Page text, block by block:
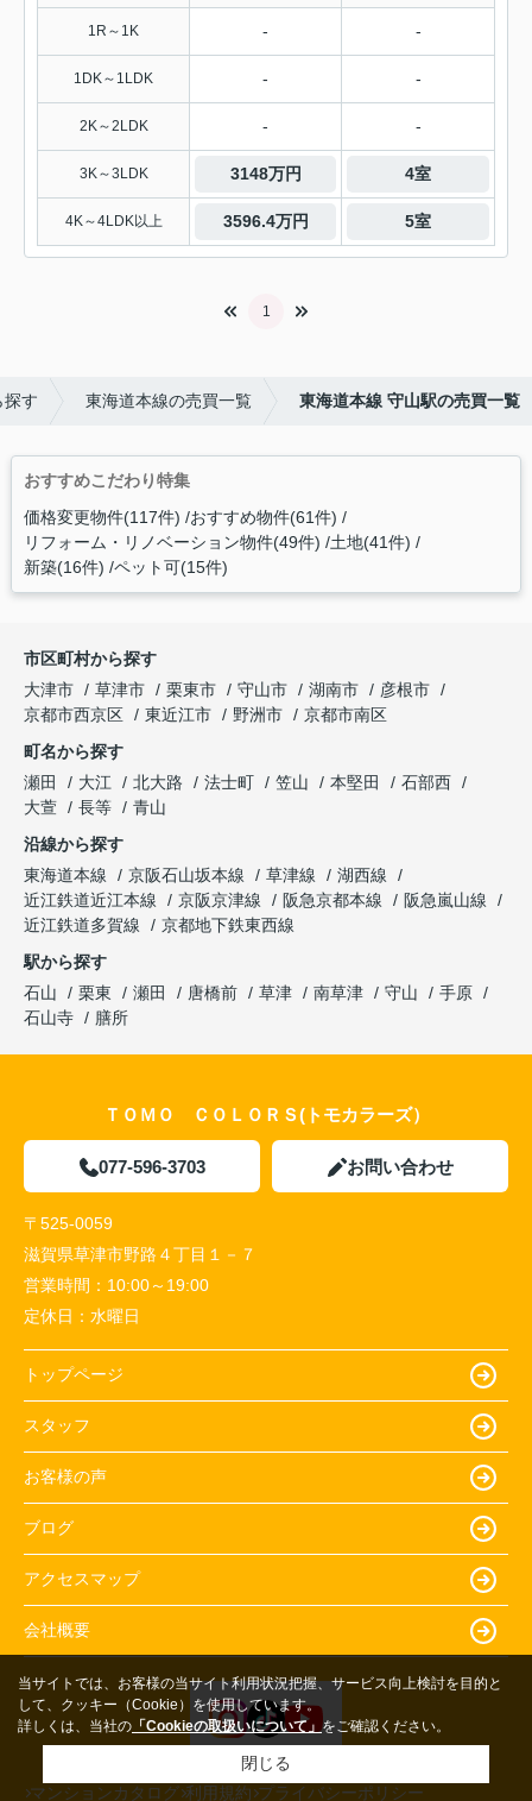
1R～1K - -
1DK～1LDK - -
2K～2LDK - -
3K～3LDK 3148万円 4室
4K～4LDK以上 3596.4万円 5室
1
探す 東海道本線の売買一覧 東海道本線 守山駅の売買一覧
おすすめこだわり特集
価格変更物件(117件) おすすめ物件(61件)
リフォーム・リノベーション物件(49件) 土地(41件)
新築(16件) ペット可(15件)
市区町村から探す
大津市
草津市 栗東市 守山市 湖南市
彦根市
京都市西京区
東近江市 野洲市
京都市南区
町名から探す
瀬田
大江 北大路 法士町 笠山 本堅田
石部西
大萱
長等
青山
沿線から探す
東海道本線
京阪石山坂本線 草津線
湖西線
近江鉄道近江本線
京阪京津線 阪急京都本線
阪急嵐山線
近江鉄道多賀線
京都地下鉄東西線
駅から探す
石山
栗東 瀬田 唐橋前 草津 南草津 守山
手原
石山寺
膳所
ＴＯＭＯ ＣＯＬＯＲＳ(トモカラーズ）
077-596-3703 お問い合わせ
〒525-0059
滋賀県草津市野路４丁目１－７
営業時間： 10:00～19:00
定休日： 水曜日
トップページ
スタッフ
お客様の声
ブログ
アクセスマップ
会社概要
マンションカタログ 利用規約 プライバシーポリシー
当サイトでは、お客様の当サイト利用状況把握、サービス向上検討を目的と
して、クッキー（Cookie）を使用しています。
詳しくは、当社の 「Cookieの取扱いについて」をご確認ください。
閉じる